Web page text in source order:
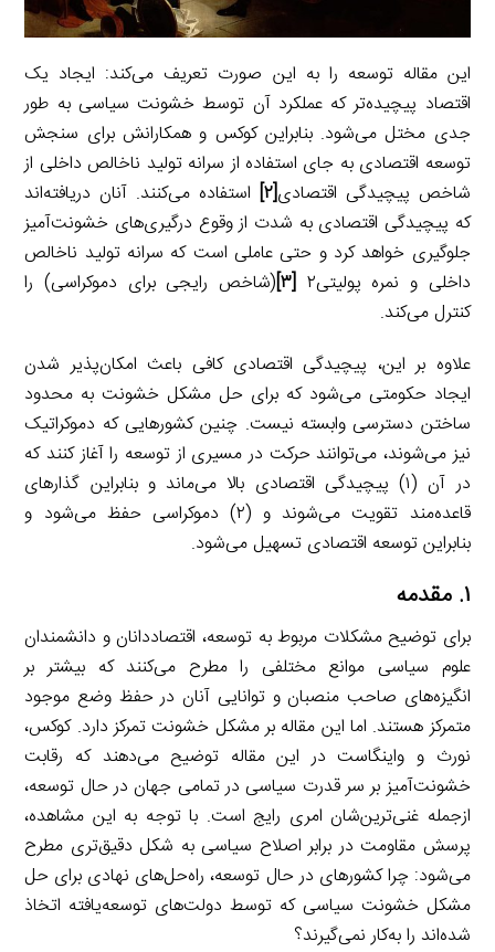
این مقاله توسعه را به این صورت تعریف می‌کند: ایجاد یک
اقتصاد پیچیده‌تر که عملکرد آن توسط خشونت سیاسی به طور
جدی مختل می‌شود. بنابراین کوکس و همکارانش برای سنجش
توسعه اقتصادی به جای استفاده از سرانه تولید ناخالص داخلی از
شاخص پیچیدگی اقتصادی[۲]
استفاده می‌کنند. آنان دریافته‌اند
که پیچیدگی اقتصادی به شدت از وقوع درگیری‌های خشونت‌آمیز
جلوگیری خواهد کرد و حتی عاملی است که سرانه تولید ناخالص
داخلی و نمره پولیتی۲
[۳] (شاخص رایجی برای دموکراسی) را
کنترل می‌کند.
علاوه بر این، پیچیدگی اقتصادی کافی باعث امکان‌پذیر شدن
ایجاد حکومتی می‌شود که برای حل مشکل خشونت به محدود
ساختن دسترسی وابسته نیست. چنین کشورهایی که دموکراتیک
نیز می‌شوند، می‌توانند حرکت در مسیری از توسعه را آغاز کنند که
در آن (۱) پیچیدگی اقتصادی بالا می‌ماند و بنابراین گذارهای
قاعده‌مند تقویت می‌شوند و (۲) دموکراسی حفظ می‌شود و
بنابراین توسعه اقتصادی تسهیل می‌شود.
۱. مقدمه
برای توضیح مشکلات مربوط به توسعه، اقتصاددانان و دانشمندان
علوم سیاسی موانع مختلفی را مطرح می‌کنند که بیشتر بر
انگیزه‌های صاحب منصبان و توانایی آنان در حفظ وضع موجود
متمرکز هستند. اما این مقاله بر مشکل خشونت تمرکز دارد. کوکس،
نورث و واینگاست در این مقاله توضیح می‌دهند که رقابت
خشونت‌آمیز بر سر قدرت سیاسی در تمامی جهان در حال توسعه،
ازجمله غنی‌ترین‌شان امری رایج است. با توجه به این مشاهده،
پرسش مقاومت در برابر اصلاح سیاسی به شکل دقیق‌تری مطرح
می‌شود: چرا کشورهای در حال توسعه، راه‌حل‌های نهادی برای حل
مشکل خشونت سیاسی که توسط دولت‌های توسعه‌یافته اتخاذ
شده‌اند را به‌کار نمی‌گیرند؟